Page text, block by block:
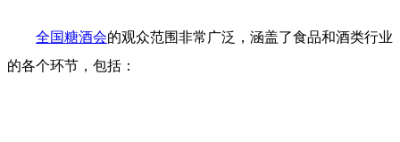
全国糖酒会的观众范围非常广泛，涵盖了食品和酒类行业
的各个环节，包括：